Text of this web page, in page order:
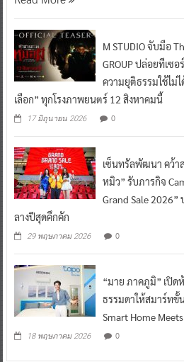
M STUDIO จับมือ
GROUP ปล่อยทีเซ
ความยุติธรรมใช้ไม่
เลือก” ทุกโรงภาพยนตร์ 12 สิงหาคมนี้
17 มิถุนายน 2026 0
เซ็นทรัลพัฒนา คว้า
หมิว” รับภารกิจ
Grand Sale
ลางปีสุดคึกคัก
29 พฤษภาคม 2026 0
“มาย ภาคภูมิ” เปิด
ธรรมดาให้สมาร์ทขั้
Smart Home Meets
18 พฤษภาคม 2026 0